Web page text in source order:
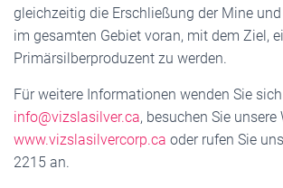
gleichzeitig die Erschließung der Mine
im gesamten Gebiet voran, mit dem Ziel,
Primärsilberproduzent zu werden.
Für weitere Informationen wenden Sie
info@vizslasilver.ca, besuchen Sie unsere
www.vizslasilvercorp.ca oder rufen Sie
2215 an.